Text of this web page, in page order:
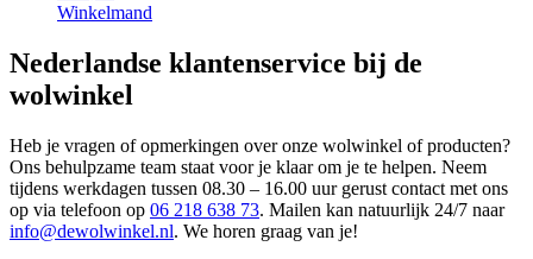
Winkelmand
Nederlandse klantenservice bij de
wolwinkel
Heb je vragen of opmerkingen over onze wolwinkel of producten?
Ons behulpzame team staat voor je klaar om je te helpen. Neem
tijdens werkdagen tussen 08.30 – 16.00 uur gerust contact met ons
op via telefoon op 06 218 638 73. Mailen kan natuurlijk 24/7 naar
info@dewolwinkel.nl. We horen graag van je!